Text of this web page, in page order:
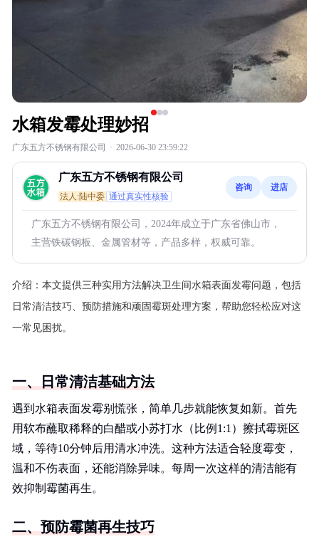
水箱发霉处理妙招
广东五方不锈钢有限公司 · 2026-06-30 23:59:22
广东五方不锈钢有限公司
法人:陆中委 通过真实性核验
咨询 进店
广东五方不锈钢有限公司，2024年成立于广东省佛山市，
主营铁碳钢板、金属管材等，产品多样，权威可靠。
介绍： 本文提供三种实用方法解决卫生间水箱表面发霉问题，包括
日常清洁技巧、预防措施和顽固霉斑处理方案，帮助您轻松应对这
一常见困扰。
一、日常清洁基础方法
遇到水箱表面发霉别慌张，简单几步就能恢复如新。首先
用软布蘸取稀释的白醋或小苏打水（比例1:1）擦拭霉斑区
域，等待10分钟后用清水冲洗。这种方法适合轻度霉变，
温和不伤表面，还能消除异味。每周一次这样的清洁能有
效抑制霉菌再生。
二、预防霉菌再生技巧